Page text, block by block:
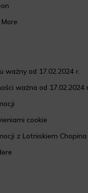
ważny od 17.02.2024 r.
ważna od 17.02.2024
cookie
z Lotniskiem Chopina